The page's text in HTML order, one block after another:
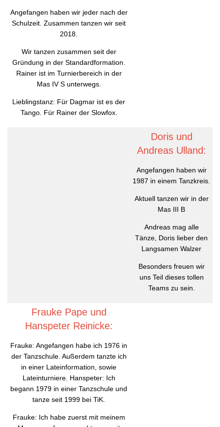
Angefangen haben wir jeder nach der
Schulzeit. Zusammen tanzen wir seit
2018.
Wir tanzen zusammen seit der
Gründung in der Standardformation.
Rainer ist im Turnierbereich in der
Mas IV S unterwegs.
Lieblingstanz: Für Dagmar ist es der
Tango. Für Rainer der Slowfox.
Doris und
Andreas Ulland:
Angefangen haben wir
1987 in einem Tanzkreis.
Aktuell tanzen wir in der
Mas III B
Andreas mag alle
Tänze, Doris lieber den
Langsamen Walzer
Besonders freuen wir
uns Teil dieses tollen
Teams zu sein.
Frauke Pape und
Hanspeter Reinicke:
Frauke: Angefangen habe ich 1976 in
der Tanzschule. Außerdem tanzte ich
in einer Lateinformation, sowie
Lateinturniere. Hanspeter: Ich
begann 1979 in einer Tanzschule und
tanze seit 1999 bei TiK.
Frauke: Ich habe zuerst mit meinem